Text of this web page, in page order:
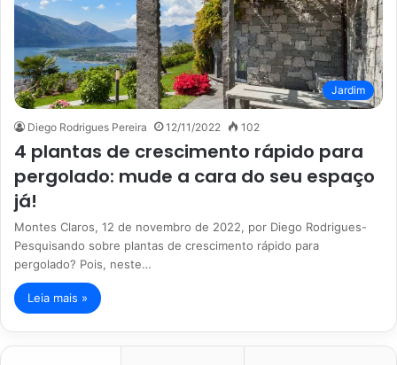
Jardim
Diego Rodrigues Pereira 12/11/2022 102
4 plantas de crescimento rápido para
pergolado: mude a cara do seu espaço
já!
Montes Claros, 12 de novembro de 2022, por Diego Rodrigues-
Pesquisando sobre plantas de crescimento rápido para
pergolado? Pois, neste…
Leia mais »